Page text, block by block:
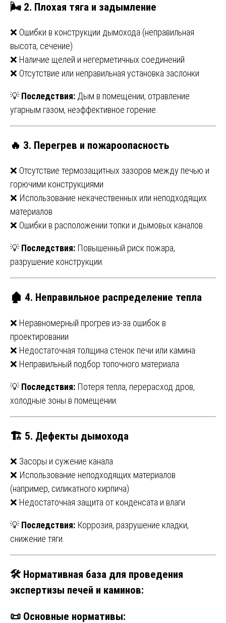
🌬 2. Плохая тяга и задымление
❌ Ошибки в конструкции дымохода (неправильная
высота, сечение)
❌ Наличие щелей и негерметичных соединений
❌ Отсутствие или неправильная установка заслонки
💡 Последствия: Дым в помещении, отравление
угарным газом, неэффективное горение.
🔥 3. Перегрев и пожароопасность
❌ Отсутствие термозащитных зазоров между печью и
горючими конструкциями
❌ Использование некачественных или неподходящих
материалов
❌ Ошибки в расположении топки и дымовых каналов
💡 Последствия: Повышенный риск пожара,
разрушение конструкции.
🏚 4. Неправильное распределение тепла
❌ Неравномерный прогрев из-за ошибок в
проектировании
❌ Недостаточная толщина стенок печи или камина
❌ Неправильный подбор топочного материала
💡 Последствия: Потеря тепла, перерасход дров,
холодные зоны в помещении.
🏗 5. Дефекты дымохода
❌ Засоры и сужение канала
❌ Использование неподходящих материалов
(например, силикатного кирпича)
❌ Недостаточная защита от конденсата и влаги
💡 Последствия: Коррозия, разрушение кладки,
снижение тяги.
🛠️ Нормативная база для проведения
экспертизы печей и каминов:
📜 Основные нормативы: